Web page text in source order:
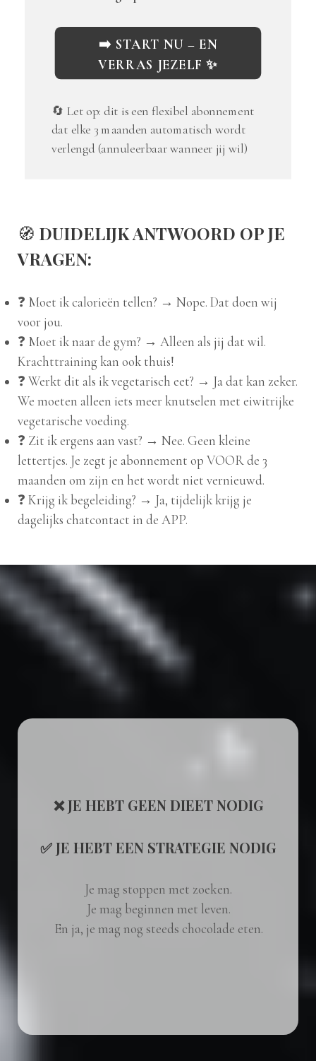
➡️ START NU – EN
VERRAS JEZELF ✨
🔄 Let op: dit is een flexibel abonnement
dat elke 3 maanden automatisch wordt
verlengd (annuleerbaar wanneer jij wil)
🧭 DUIDELIJK ANTWOORD OP JE
VRAGEN:
❓ Moet ik calorieën tellen? → Nope. Dat doen wij
voor jou.
❓ Moet ik naar de gym? → Alleen als jij dat wil.
Krachttraining kan ook thuis!
❓ Werkt dit als ik vegetarisch eet? → Ja dat kan zeker.
We moeten alleen iets meer knutselen met eiwitrijke
vegetarische voeding.
❓ Zit ik ergens aan vast? → Nee. Geen kleine
lettertjes. Je zegt je abonnement op VOOR de 3
maanden om zijn en het wordt niet vernieuwd.
❓ Krijg ik begeleiding? → Ja, tijdelijk krijg je
dagelijks chatcontact in de APP.
❌ JE HEBT GEEN DIEET NODIG
✅ JE HEBT EEN STRATEGIE NODIG
Je mag stoppen met zoeken.
Je mag beginnen met leven.
En ja, je mag nog steeds chocolade eten.